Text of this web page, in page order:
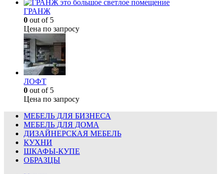
ГРАНЖ
0 out of 5
Цена по запросу
ЛОФТ
0 out of 5
Цена по запросу
МЕБЕЛЬ ДЛЯ БИЗНЕСА
МЕБЕЛЬ ДЛЯ ДОМА
ДИЗАЙНЕРСКАЯ МЕБЕЛЬ
КУХНИ
ШКАФЫ-КУПЕ
ОБРАЗЦЫ